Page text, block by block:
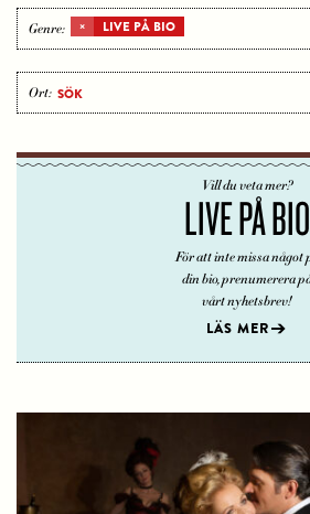
Genre: × LIVE PÅ BIO
Ort:
Vill du veta mer?
LIVE PÅ BIO
För att inte missa något
din bio, prenumerera
vårt nyhetsbrev!
LÄS MER